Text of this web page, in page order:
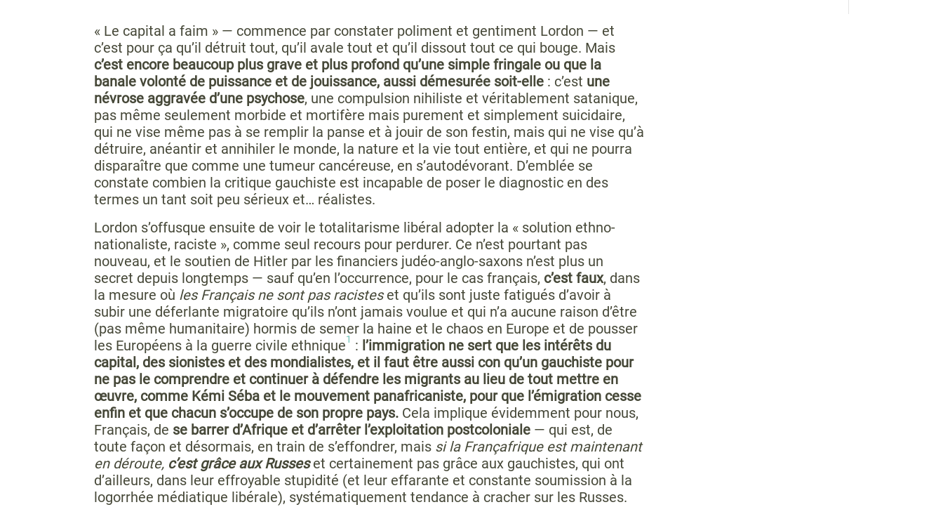
« Le capital a faim » — commence par constater poliment et gentiment Lordon — et
c’est pour ça qu’il détruit tout, qu’il avale tout et qu’il dissout tout ce qui bouge. Mais
c’est encore beaucoup plus grave et plus profond qu’une simple fringale ou que la
banale volonté de puissance et de jouissance, aussi démesurée soit-elle : c’est une
névrose aggravée d’une psychose, une compulsion nihiliste et véritablement satanique,
pas même seulement morbide et mortifère mais purement et simplement suicidaire,
qui ne vise même pas à se remplir la panse et à jouir de son festin, mais qui ne vise qu’à
détruire, anéantir et annihiler le monde, la nature et la vie tout entière, et qui ne pourra
disparaître que comme une tumeur cancéreuse, en s’autodévorant. D’emblée se
constate combien la critique gauchiste est incapable de poser le diagnostic en des
termes un tant soit peu sérieux et… réalistes.
Lordon s’offusque ensuite de voir le totalitarisme libéral adopter la « solution ethno-
nationaliste, raciste », comme seul recours pour perdurer. Ce n’est pourtant pas
nouveau, et le soutien de Hitler par les financiers judéo-anglo-saxons n’est plus un
secret depuis longtemps — sauf qu’en l’occurrence, pour le cas français, c’est faux, dans
la mesure où les Français ne sont pas racisteset qu’ils sont juste fatigués d’avoir à
subir une déferlante migratoire qu’ils n’ont jamais voulue et qui n’a aucune raison d’être
(pas même humanitaire) hormis de semer la haine et le chaos en Europe et de pousser
les Européens à la guerre civile ethnique1 : l’immigration ne sert que les intérêts du
capital, des sionistes et des mondialistes, et il faut être aussi con qu’un gauchiste pour
ne pas le comprendre et continuer à défendre les migrants au lieu de tout mettre en
œuvre, comme Kémi Séba et le mouvement panafricaniste, pour que l’émigration cesse
enfin et que chacun s’occupe de son propre pays. Cela implique évidemment pour nous,
Français, de se barrer d’Afrique et d’arrêter l’exploitation postcoloniale — qui est, de
toute façon et désormais, en train de s’effondrer, mais si la Françafrique est maintenant
en déroute, c’est grâce aux Russeset certainement pas grâce aux gauchistes, qui ont
d’ailleurs, dans leur effroyable stupidité (et leur effarante et constante soumission à la
logorrhée médiatique libérale), systématiquement tendance à cracher sur les Russes.